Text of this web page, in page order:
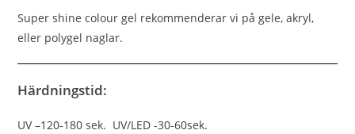
Super shine colour gel rekommenderar vi på gele, akryl,
eller polygel naglar.
Härdningstid:
UV –120-180 sek. UV/LED -30-60sek.